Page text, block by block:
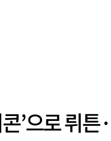
’으로 뤼